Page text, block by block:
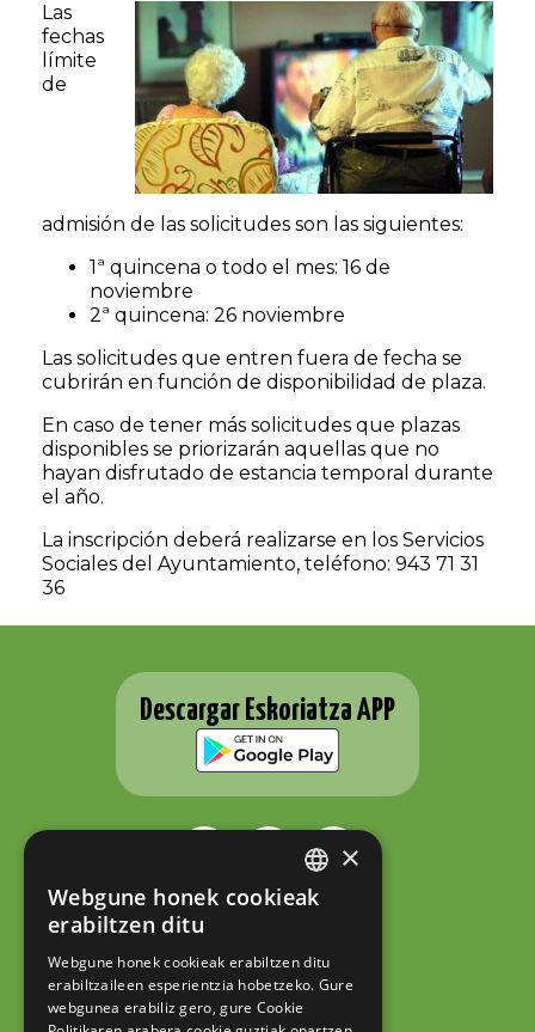
Las
fechas
límite
de
admisión de las solicitudes son las siguientes:
1ª quincena o todo el mes: 16 de
noviembre
2ª quincena: 26 noviembre
Las solicitudes que entren fuera de fecha se
cubrirán en función de disponibilidad de plaza.
En caso de tener más solicitudes que plazas
disponibles se priorizarán aquellas que no
hayan disfrutado de estancia temporal durante
el año.
La inscripción deberá realizarse en los Servicios
Sociales del Ayuntamiento, teléfono: 943 71 31
36
Descargar Eskoriatza APP
ESKORIATZAKO UDALA
Fernando Eskoriatza plaza 1
20540 Eskoriatza (Gipuzkoa)
Tel.: 943 71 44 07
hazi@eskoriatza.eus
BASQUE
×
Webgune honek cookieak
erabiltzen ditu
Webgune honek cookieak erabiltzen ditu
erabiltzaileen esperientzia hobetzeko. Gure
webgunea erabiliz gero, gure Cookie